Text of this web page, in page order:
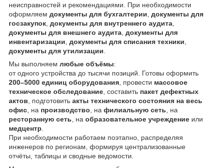
неисправностей и рекомендациями. При необходимости
оформляем документы для бухгалтерии документы для
госзакупок документы для внутреннего аудита
документы для внешнего аудита документы для
инвентаризации документы для списания техники
документы для утилизации
Мы выполняем любые объёмы:
от одного устройства до тысячи позиций. Готовы оформить
200–5000 единиц оборудования , провести массовое
техническое обследование , составить пакет дефектных
актов , подготовить акты технического состояния на весь
офис , на производство , на филиальную сеть , на
ресторанную сеть , на образовательное учреждение или
медцентр
При необходимости работаем поэтапно, распределяя
инженеров по регионам, формируя централизованные
отчёты, таблицы и сводные ведомости.